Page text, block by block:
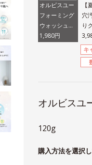
オルビスユー
フォーミング
ウォッシュ
（医薬部外
1,980円
【
穴
り
グ
ト
キ
オルビスユ
120g
購入方法を選択し